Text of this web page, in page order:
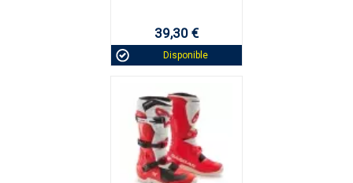
39,30 €
Disponible